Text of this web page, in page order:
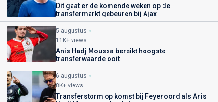
Dit gaat er de komende weken op de
transfermarkt gebeuren bij Ajax
5 augustus
11K+ views
Anis Hadj Moussa bereikt hoogste
transferwaarde ooit
6 augustus
8K+ views
Transferstorm op komst bij Feyenoord als Anis